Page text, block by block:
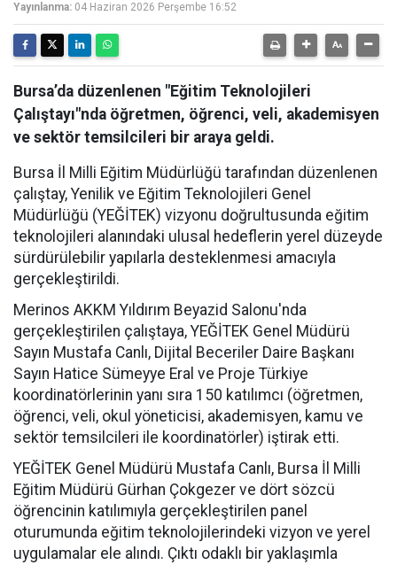
Yayınlanma: 04 Haziran 2026 Perşembe 16:52
Bursa’da düzenlenen "Eğitim Teknolojileri
Çalıştayı"nda öğretmen, öğrenci, veli, akademisyen
ve sektör temsilcileri bir araya geldi.
Bursa İl Milli Eğitim Müdürlüğü tarafından düzenlenen
çalıştay, Yenilik ve Eğitim Teknolojileri Genel
Müdürlüğü (YEĞİTEK) vizyonu doğrultusunda eğitim
teknolojileri alanındaki ulusal hedeflerin yerel düzeyde
sürdürülebilir yapılarla desteklenmesi amacıyla
gerçekleştirildi.
Merinos AKKM Yıldırım Beyazid Salonu'nda
gerçekleştirilen çalıştaya, YEĞİTEK Genel Müdürü
Sayın Mustafa Canlı, Dijital Beceriler Daire Başkanı
Sayın Hatice Sümeyye Eral ve Proje Türkiye
koordinatörlerinin yanı sıra 150 katılımcı (öğretmen,
öğrenci, veli, okul yöneticisi, akademisyen, kamu ve
sektör temsilcileri ile koordinatörler) iştirak etti.
YEĞİTEK Genel Müdürü Mustafa Canlı, Bursa İl Milli
Eğitim Müdürü Gürhan Çokgezer ve dört sözcü
öğrencinin katılımıyla gerçekleştirilen panel
oturumunda eğitim teknolojilerindeki vizyon ve yerel
uygulamalar ele alındı. Çıktı odaklı bir yaklaşımla